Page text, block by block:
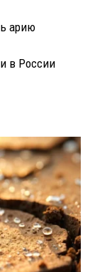
арию
в России